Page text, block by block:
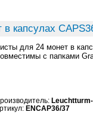
капсулах
для 24 монет в
с папками
ENCAP36/37